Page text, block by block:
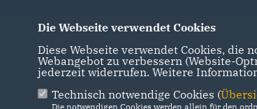
@2026 CDU Gemeindeverband Salzhemmendorf
Alle Rechte vorbehalten.
Die Webseite verwendet Cookies
Diese Webseite verwendet Cookies, die
Webangebot zu verbessern (Website-
jederzeit widerrufen. Weitere
Technisch notwendige Cookies (
Die notwendigen Cookies werden allein für den